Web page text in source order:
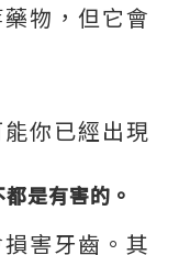
物，但它會
你已經出現
是有害的。
害牙齒。其